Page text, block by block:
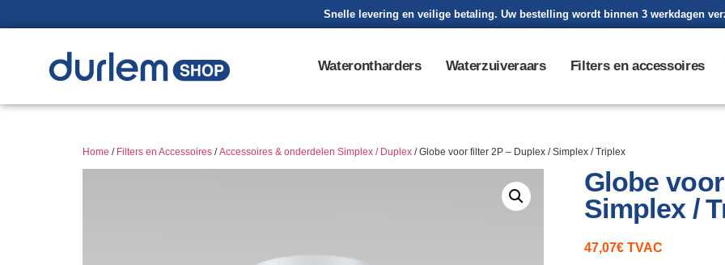
Snelle levering en veilige betaling. Uw bestelling wordt binnen 3 werkdagen
Waterontharders Waterzuiveraars Filters en accessoires
Home / Filters en Accessoires /Accessoires & onderdelen Simplex / Duplex / Globe voor filter 2P – Duplex / Simplex / Triplex
Globe
Simplex /
47,07€ TVAC